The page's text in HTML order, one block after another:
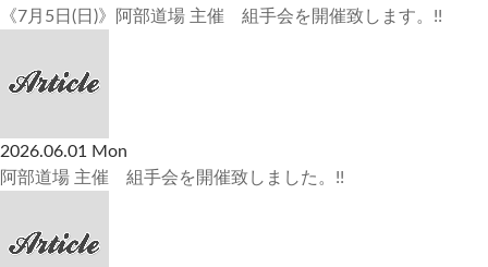
《7月5日(日)》阿部道場 主催 組手会を開催致します。!!
2026.06.01 Mon
阿部道場 主催 組手会を開催致しました。!!